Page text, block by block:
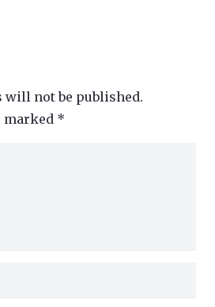
will not be published.
marked *